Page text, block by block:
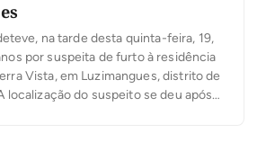
na tarde desta quinta-feira, 19,
por suspeita de furto à residência
Vista, em Luzimangues, distrito de
localização do suspeito se deu após a